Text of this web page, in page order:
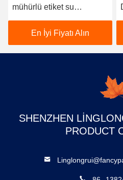
mühürlü etiket su
geçirmez vinil 101 *
137MMEn İyi Fiyatı Alın
SHENZHEN
PRODUCT